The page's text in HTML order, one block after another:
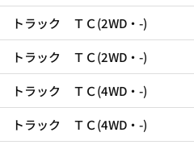
トラック ＴＣ(2WD・-)
トラック ＴＣ(2WD・-)
トラック ＴＣ(4WD・-)
トラック ＴＣ(4WD・-)